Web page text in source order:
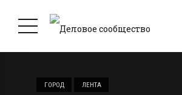
ГОРОД ЛЕНТА